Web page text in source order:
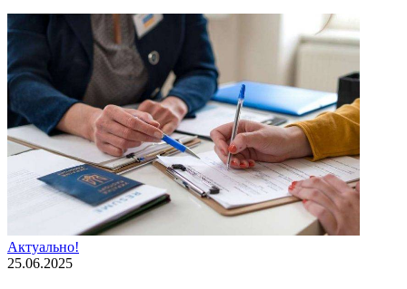
Актуально!
25.06.2025